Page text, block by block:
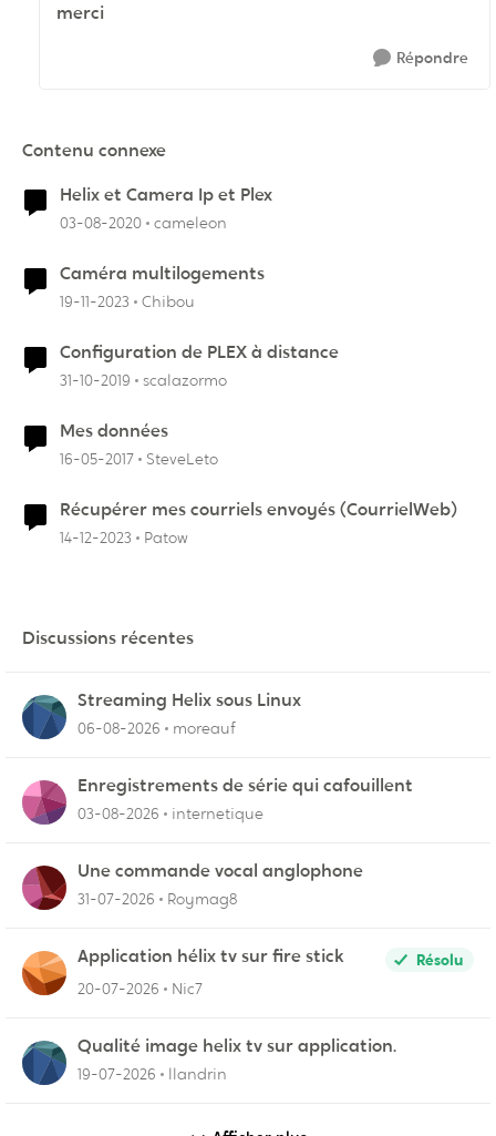
merci
Répondre
Contenu connexe
Helix et Camera Ip et Plex
03-08-2020 cameleon
Caméra multilogements
19-11-2023 Chibou
Configuration de PLEX à distance
31-10-2019 scalazormo
Mes données
16-05-2017 SteveLeto
Récupérer mes courriels envoyés (CourrielWeb)
14-12-2023 Patow
Discussions récentes
Streaming Helix sous Linux
06-08-2026 moreauf
Enregistrements de série qui cafouillent
03-08-2026 internetique
Une commande vocal anglophone
31-07-2026 Roymag8
Application hélix tv sur fire stick
Résolu
20-07-2026
Nic7
Qualité image helix tv sur application.
19-07-2026 llandrin